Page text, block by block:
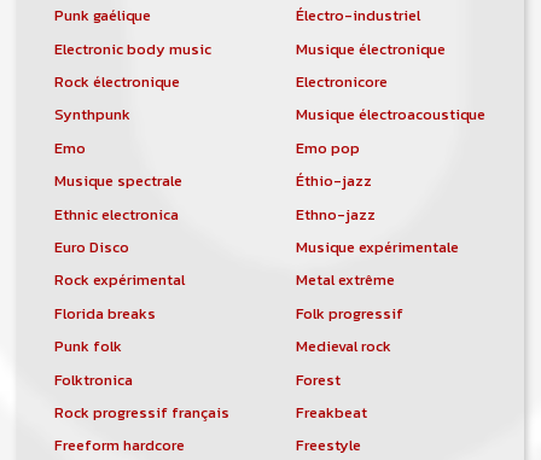
Punk gaélique
Électro-industriel
Electronic body music
Musique électronique
Rock électronique
Electronicore
Synthpunk
Musique électroacoustique
Emo
Emo pop
Musique spectrale
Éthio-jazz
Ethnic electronica
Ethno-jazz
Euro Disco
Musique expérimentale
Rock expérimental
Metal extrême
Florida breaks
Folk progressif
Punk folk
Medieval rock
Folktronica
Forest
Rock progressif français
Freakbeat
Freeform hardcore
Freestyle